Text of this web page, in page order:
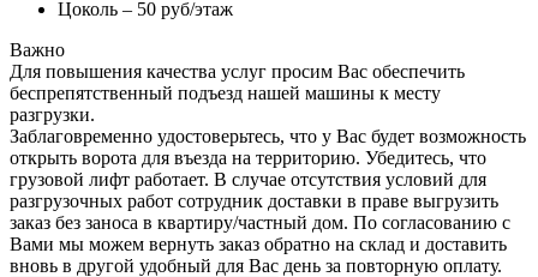
Цоколь – 50 руб/этаж
Важно
Для повышения качества услуг просим Вас обеспечить
беспрепятственный подъезд нашей машины к месту
разгрузки.
Заблаговременно удостоверьтесь, что у Вас будет возможность
открыть ворота для въезда на территорию. Убедитесь, что
грузовой лифт работает. В случае отсутствия условий для
разгрузочных работ сотрудник доставки в праве выгрузить
заказ без заноса в квартиру/частный дом. По согласованию с
Вами мы можем вернуть заказ обратно на склад и доставить
вновь в другой удобный для Вас день за повторную оплату.